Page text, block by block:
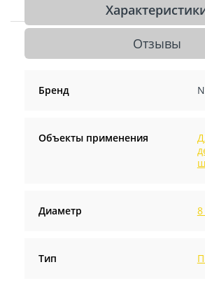
Отзывы
Бренд
Объекты применения
Диаметр
Тип